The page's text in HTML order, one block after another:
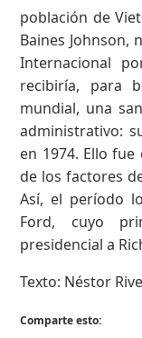
población de
Baines Johnson,
Internacional
recibiría, para
mundial, una
administrativo:
en 1974. Ello
de los factores
Así, el período
Ford, cuyo
presidencial a
Texto: Néstor
Comparte esto: